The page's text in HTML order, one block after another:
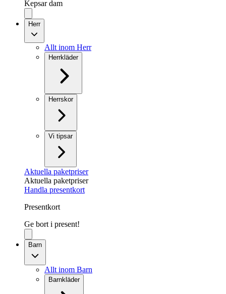
Kepsar dam
Herr
Allt inom Herr
Herrkläder
Herrskor
Vi tipsar
Aktuella paketpriser
Aktuella paketpriser
Handla presentkort
Presentkort
Ge bort i present!
Barn
Allt inom Barn
Barnkläder